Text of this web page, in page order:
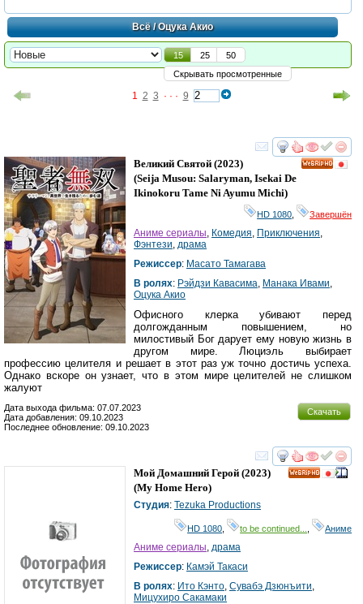
Всё/ Оцука Акио
15 25
50
Скрывать просмотренные
1 2 3 · · · 9
смотреть
Великий Святой (2023)
(Seija Musou: Salaryman, Isekai De
Ikinokoru Tame Ni Ayumu Michi)
HD 1080 Завершён
Аниме сериалы Комедия Приключения
Фэнтези драма
Режиссер: Масато Тамагава
В ролях: Рэйдзи Кавасима Манака Ивами
Оцука Акио
Офисного клерка убивают перед
долгожданным повышением, но
милостивый Бог дарует ему новую жизнь в
другом мире. Люциэль выбирает
профессию целителя и решает в этот раз уж точно достичь успеха.
Однако вскоре он узнает, что в этом мире целителей не слишком
жалуют
Скачать
Дата выхода фильма: 07.07.2023
Дата добавления: 09.10.2023
Последнее обновление: 09.10.2023
смотреть
Мой Домашний Герой (2023)
(My Home Hero)
Студия: Tezuka Productions
HD 1080 to be continued... Аниме
Аниме сериалы драма
Режиссер: Камэй Такаси
В ролях: Ито Кэнто Сувабэ Дзюнъити
Мицухиро Сакамаки